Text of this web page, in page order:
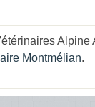
Montmélian.